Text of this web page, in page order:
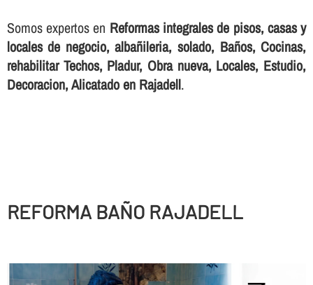
Somos expertos en Reformas integrales de pisos, casas y
locales de negocio, albañileria, solado, Baños, Cocinas,
rehabilitar Techos, Pladur, Obra nueva, Locales, Estudio,
Decoracion, Alicatado en Rajadell.
REFORMA BAÑO RAJADELL